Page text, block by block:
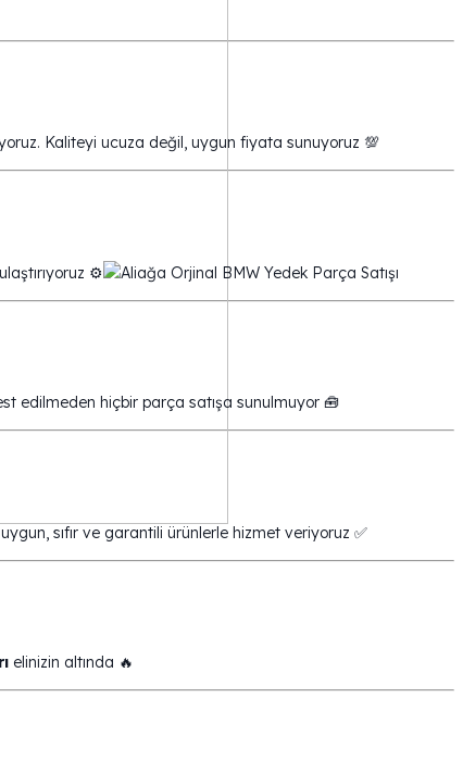
Kaliteyi ucuza değil, uygun fiyata sunuyoruz 💯
⚙️
edilmeden hiçbir parça satışa sunulmuyor 🧰
sıfır ve garantili ürünlerle hizmet veriyoruz ✅
elinizin altında 🔥